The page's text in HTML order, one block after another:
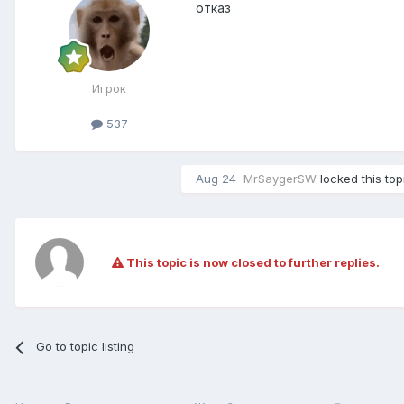
Игрок
537
отказ
Aug 24 MrSaygerSW locked this
This topic is now closed to further replies.
Go to topic listing